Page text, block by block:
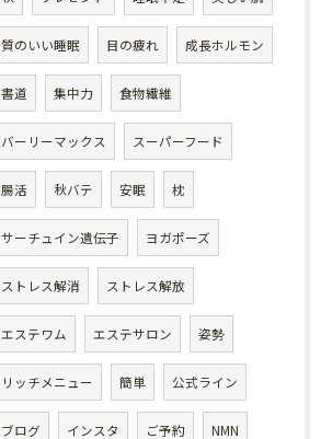
質のいい睡眠 目の疲れ 成長ホルモン
書道 集中力 食物繊維
バーリーマックス スーパーフード
腸活 秋バテ 安眠 枕
サーチュイン遺伝子 ヨガポーズ
ストレス解消 ストレス解放
エステワム エステサロン 姿勢
リッチメニュー 簡単 公式ライン
ブログ インスタ ご予約 NMN